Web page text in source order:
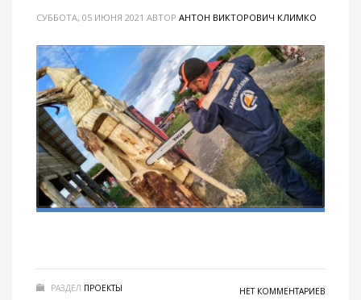
СУББОТА, 05 ИЮНЯ 2021 АВТОР АНТОН ВИКТОРОВИЧ КЛИМКО
РАЗДЕЛ ПРОЕКТЫ НЕТ КОММЕНТАРИЕВ